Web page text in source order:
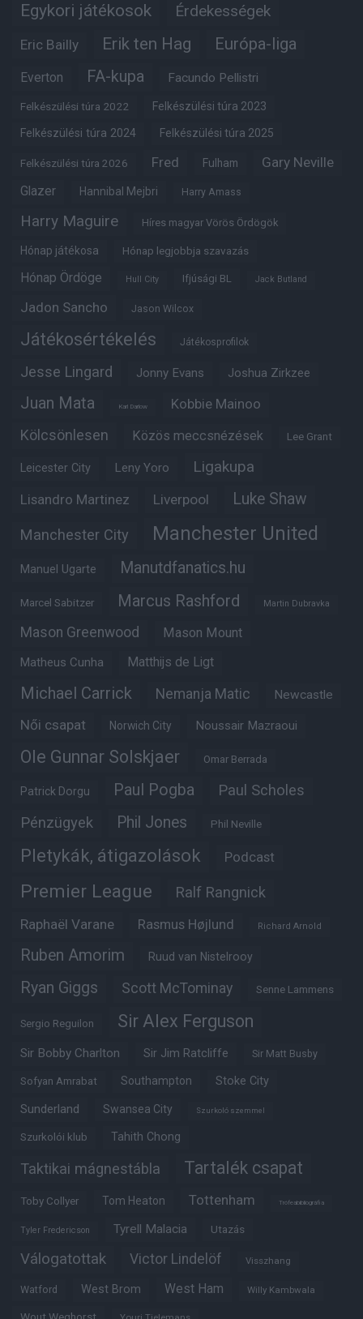
Egykori játékosok Érdekességek
Eric Bailly Erik ten Hag Európa-liga
Everton FA-kupa Facundo Pellistri
Felkészülési túra 2022 Felkészülési túra 2023
Felkészülési túra 2024 Felkészülési túra 2025
Felkészülési túra 2026 Fred Fulham Gary Neville
Glazer Hannibal Mejbri Harry Amass
Harry Maguire Híres magyar Vörös Ördögök
Hónap játékosa Hónap legjobbja szavazás
Hónap Ördöge Hull City Ifjúsági BL Jack Butland
Jadon Sancho Jason Wilcox
Játékosértékelés Játékosprofilok
Jesse Lingard Jonny Evans Joshua Zirkzee
Juan Mata Karl Darlow Kobbie Mainoo
Kölcsönlesen Közös meccsnézések Lee Grant
Leicester City Leny Yoro Ligakupa
Lisandro Martinez Liverpool Luke Shaw
Manchester City Manchester United
Manuel Ugarte Manutdfanatics.hu
Marcel Sabitzer Marcus Rashford Martin Dubravka
Mason Greenwood Mason Mount
Matheus Cunha Matthijs de Ligt
Michael Carrick Nemanja Matic Newcastle
Női csapat Norwich City Noussair Mazraoui
Ole Gunnar Solskjaer Omar Berrada
Patrick Dorgu Paul Pogba Paul Scholes
Pénzügyek Phil Jones Phil Neville
Pletykák, átigazolások Podcast
Premier League Ralf Rangnick
Raphaël Varane Rasmus Højlund Richard Arnold
Ruben Amorim Ruud van Nistelrooy
Ryan Giggs Scott McTominay Senne Lammens
Sergio Reguilon Sir Alex Ferguson
Sir Bobby Charlton Sir Jim Ratcliffe Sir Matt Busby
Sofyan Amrabat Southampton Stoke City
Sunderland Swansea City Szurkoló szemmel
Szurkolói klub Tahith Chong
Taktikai mágnestábla Tartalék csapat
Toby Collyer Tom Heaton Tottenham Trófeabibliográfia
Tyler Fredericson Tyrell Malacia Utazás
Válogatottak Victor Lindelöf Visszhang
Watford West Brom West Ham Willy Kambwala